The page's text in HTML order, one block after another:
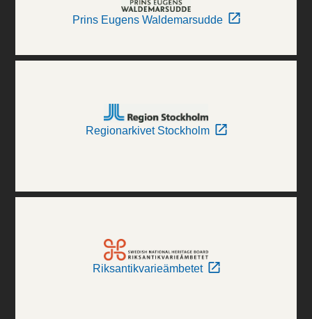
Prins Eugens Waldemarsudde
Regionarkivet Stockholm
Riksantikvarieämbetet